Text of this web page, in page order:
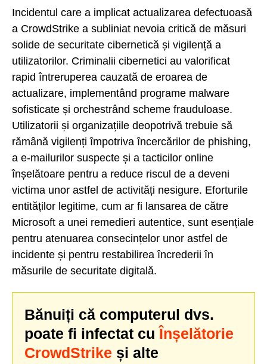
Incidentul care a implicat actualizarea defectuoasă
a CrowdStrike a subliniat nevoia critică de măsuri
solide de securitate cibernetică și vigilență a
utilizatorilor. Criminalii cibernetici au valorificat
rapid întreruperea cauzată de eroarea de
actualizare, implementând programe malware
sofisticate și orchestrând scheme frauduloase.
Utilizatorii și organizațiile deopotrivă trebuie să
rămână vigilenți împotriva încercărilor de phishing,
a e-mailurilor suspecte și a tacticilor online
înșelătoare pentru a reduce riscul de a deveni
victima unor astfel de activități nesigure. Eforturile
entităților legitime, cum ar fi lansarea de către
Microsoft a unei remedieri autentice, sunt esențiale
pentru atenuarea consecințelor unor astfel de
incidente și pentru restabilirea încrederii în
măsurile de securitate digitală.
Bănuiți că computerul dvs.
poate fi infectat cu Înșelătorie
CrowdStrike și alte